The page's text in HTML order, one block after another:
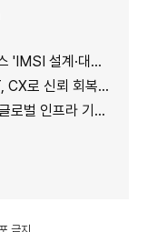
시점' 놓고 갑론을박
신뢰 회복 나선다
프라 기준 제시